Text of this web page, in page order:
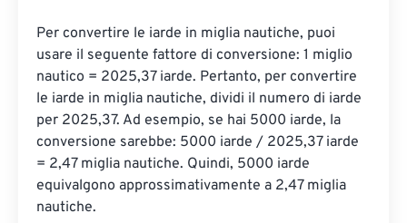
Per convertire le iarde in miglia nautiche, puoi
usare il seguente fattore di conversione: 1 miglio
nautico = 2025,37 iarde. Pertanto, per convertire
le iarde in miglia nautiche, dividi il numero di iarde
per 2025,37. Ad esempio, se hai 5000 iarde, la
conversione sarebbe: 5000 iarde / 2025,37 iarde
= 2,47 miglia nautiche. Quindi, 5000 iarde
equivalgono approssimativamente a 2,47 miglia
nautiche.